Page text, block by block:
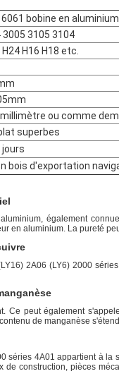
bobine en aluminium
3005 3105 3104
H16 H18 etc.
ou comme
superbes
jours
bois d'exportation
également
en aluminium. La pureté
2A06 (LY6) 2000
Ce peut également
de manganèse
séries 4A01 appartient à
de construction, pièces